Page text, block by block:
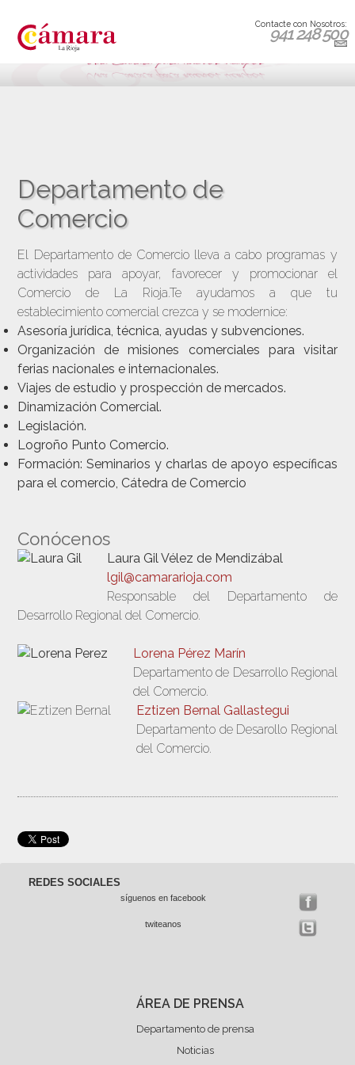
Contacte con Nosotros:
941 248 500
Departamento de
Comercio
El Departamento de Comercio lleva a cabo programas y
actividades para apoyar, favorecer y promocionar el
Comercio de La Rioja.Te ayudamos a que tu
establecimiento comercial crezca y se modernice:
Asesoría jurídica, técnica, ayudas y subvenciones.
Organización de misiones comerciales para visitar
ferias nacionales e internacionales.
Viajes de estudio y prospección de mercados.
Dinamización Comercial.
Legislación.
Logroño Punto Comercio.
Formación: Seminarios y charlas de apoyo específicas
para el comercio, Cátedra de Comercio
Conócenos
Laura Gil Vélez de Mendizábal
lgil@camararioja.com
Responsable del Departamento de
Desarrollo Regional del Comercio.
Lorena Pérez Marín
Departamento de Desarrollo Regional
del Comercio.
Eztizen Bernal Gallastegui
Departamento de Desarollo Regional
del Comercio.
REDES SOCIALES
síguenos en facebook
twiteanos
ÁREA DE PRENSA
Departamento de prensa
Noticias